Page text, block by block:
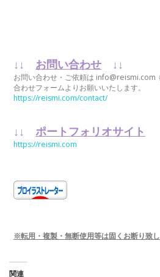
↓↓ お問い合わせ ↓↓
お問い合わせ・ご依頼は info@reismi.com
合わせフォームよりお願いいたします。
https://reismi.com/contact/
↓↓ ポートフォリオサイト
https://reismi.com
※転用・複製・無断使用等は固くお断り致
関連